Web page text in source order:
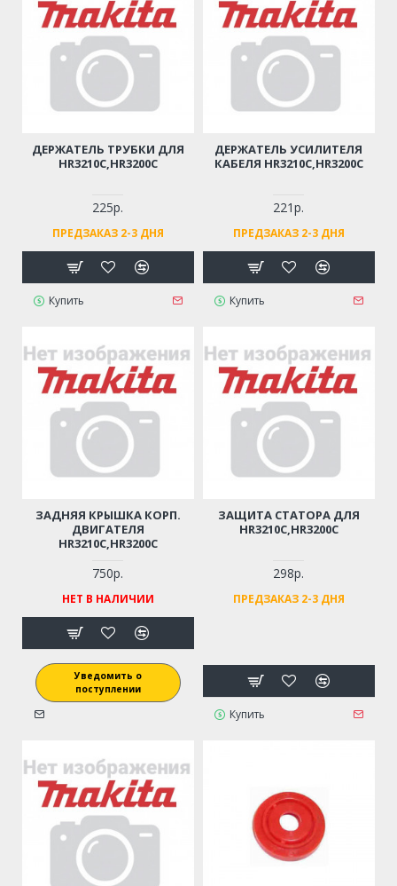
ДЕРЖАТЕЛЬ ТРУБКИ ДЛЯ
HR3210C,HR3200C
225р.
ПРЕДЗАКАЗ 2-3 ДНЯ
Купить
ДЕРЖАТЕЛЬ УСИЛИТЕЛЯ
КАБЕЛЯ HR3210C,HR3200C
221р.
ПРЕДЗАКАЗ 2-3 ДНЯ
Купить
ЗАДНЯЯ КРЫШКА КОРП.
ДВИГАТЕЛЯ
HR3210C,HR3200C
750р.
НЕТ В НАЛИЧИИ
Уведомить о
поступлении
ЗАЩИТА СТАТОРА ДЛЯ
HR3210C,HR3200C
298р.
ПРЕДЗАКАЗ 2-3 ДНЯ
Купить